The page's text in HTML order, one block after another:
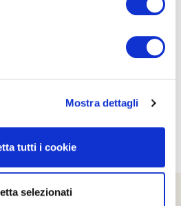
Mostra dettagli
tutti i cookie
selezionati